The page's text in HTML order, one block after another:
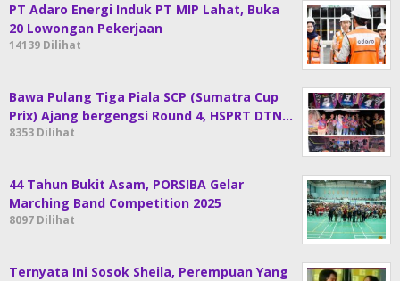
PT Adaro Energi Induk PT MIP Lahat, Buka
20 Lowongan Pekerjaan
14139 Dilihat
Bawa Pulang Tiga Piala SCP (Sumatra Cup
Prix) Ajang bergengsi Round 4, HSPRT DTN…
8353 Dilihat
44 Tahun Bukit Asam, PORSIBA Gelar
Marching Band Competition 2025
8097 Dilihat
Ternyata Ini Sosok Sheila, Perempuan Yang